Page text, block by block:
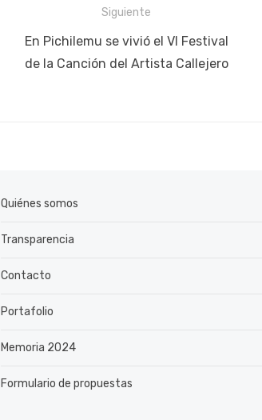
Siguiente
Siguiente
publicación:
En Pichilemu se vivió el VI Festival
de la Canción del Artista Callejero
Quiénes somos
Transparencia
Contacto
Portafolio
Memoria 2024
Formulario de propuestas